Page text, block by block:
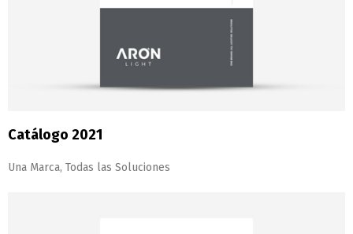
Catálogo 2021
Una Marca, Todas las Soluciones